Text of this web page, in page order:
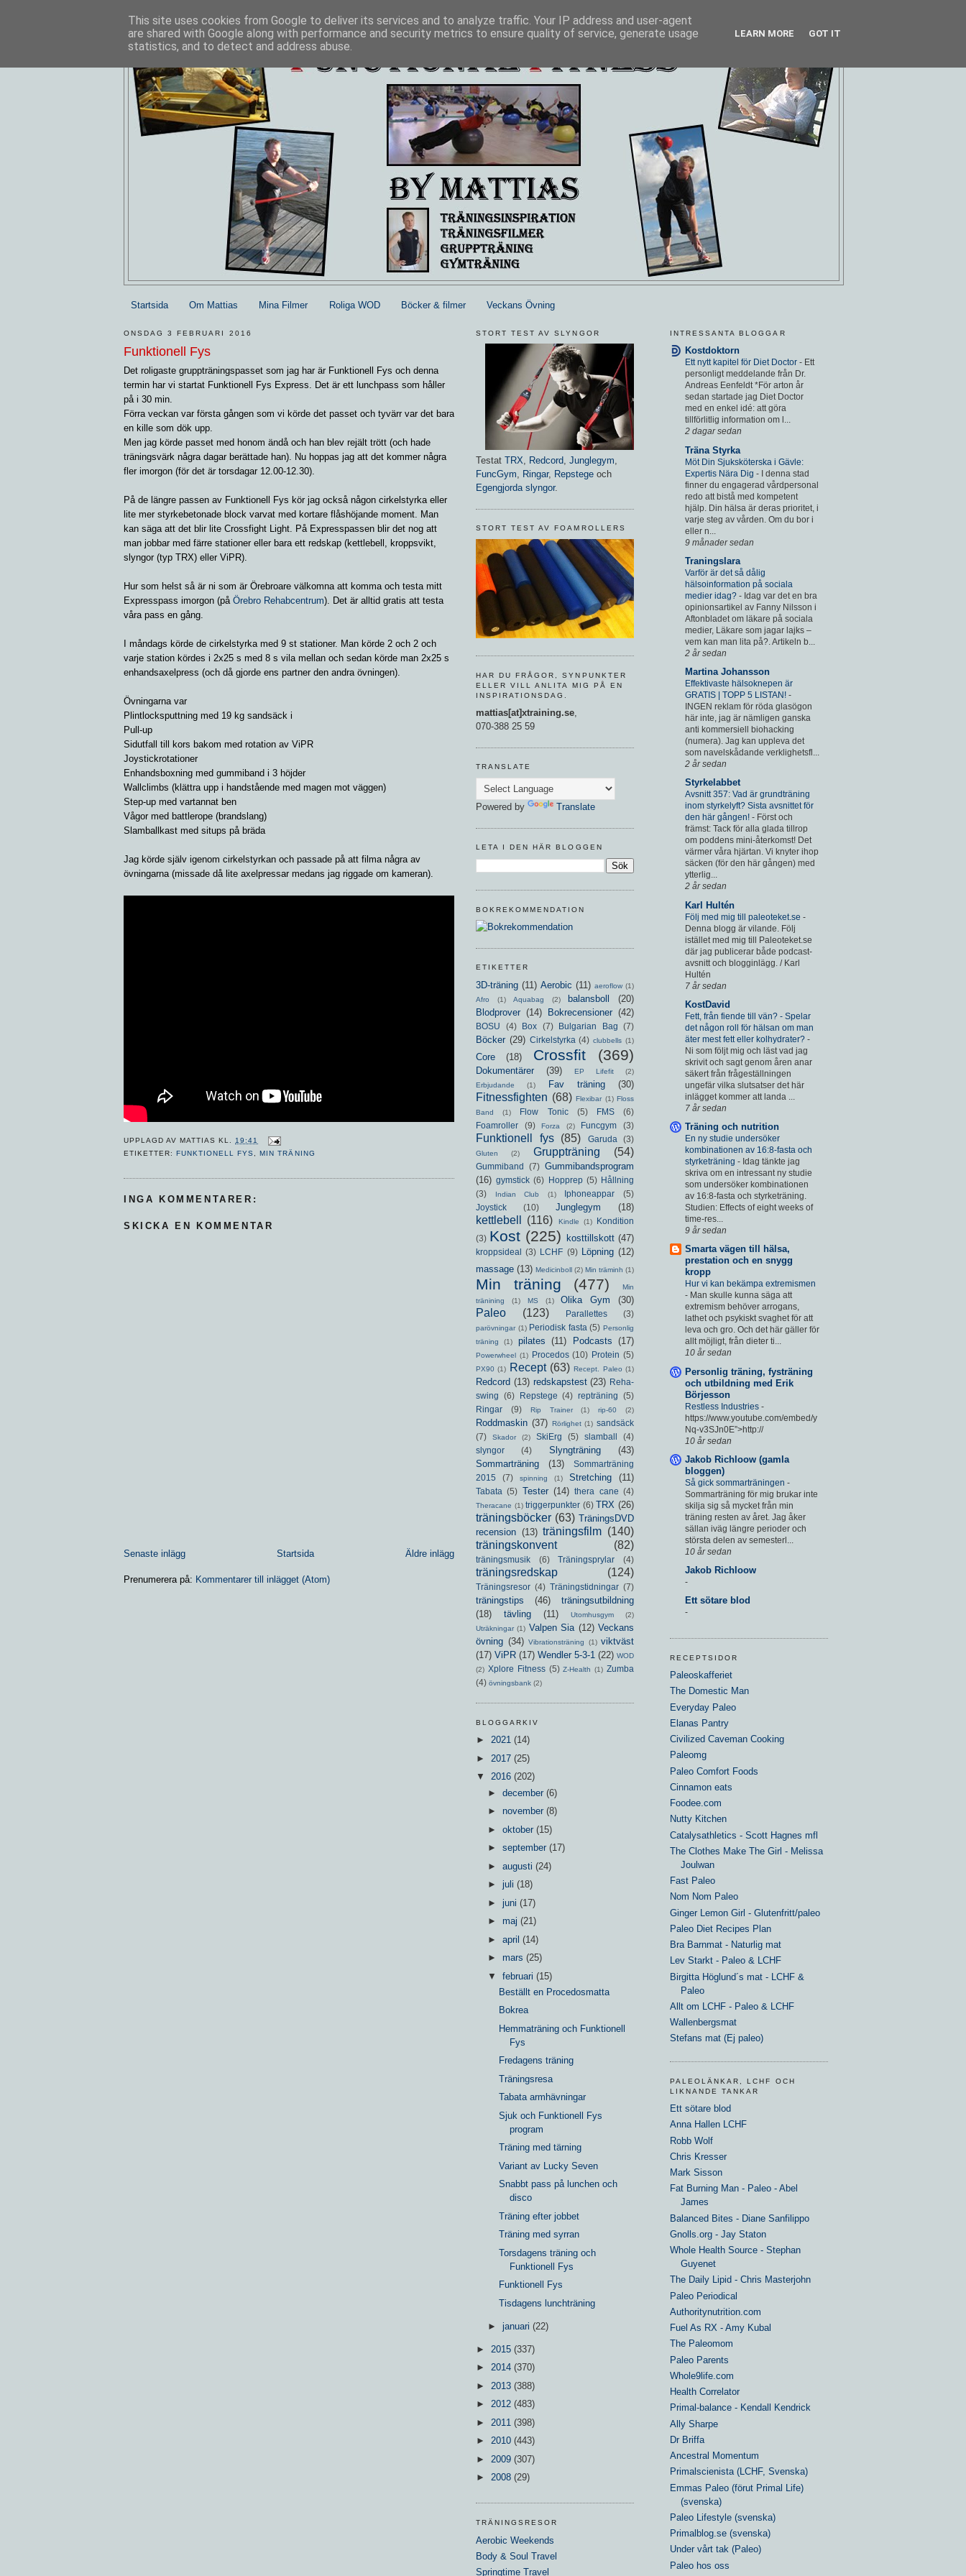
Startsida Om Mattias Mina Filmer Roliga WOD Böcker & filmer Veckans Övning
ONSDAG 3 FEBRUARI 2016
Funktionell Fys
Det roligaste gruppträningspasset som jag har är Funktionell Fys och denna
termin har vi startat Funktionell Fys Express. Det är ett lunchpass som håller
på i 30 min.
Förra veckan var första gången som vi körde det passet och tyvärr var det bara
en kille som dök upp.
Men jag körde passet med honom ändå och han blev rejält trött (och hade
träningsvärk några dagar berättade han). Nu hoppas jag att det kommer några
fler imorgon (för det är torsdagar 12.00-12.30).
På de längre passen av Funktionell Fys kör jag också någon cirkelstyrka eller
lite mer styrkebetonade block varvat med kortare flåshöjande moment. Man
kan säga att det blir lite Crossfight Light. På Expresspassen blir det nog att
man jobbar med färre stationer eller bara ett redskap (kettlebell, kroppsvikt,
slyngor (typ TRX) eller ViPR).
Hur som helst så är ni som är Örebroare välkomna att komma och testa mitt
Expresspass imorgon (på Örebro Rehabcentrum). Det är alltid gratis att testa
våra pass en gång.
I måndags körde de cirkelstyrka med 9 st stationer. Man körde 2 och 2 och
varje station kördes i 2x25 s med 8 s vila mellan och sedan körde man 2x25 s
enhandsaxelpress (och då gjorde ens partner den andra övningen).
Övningarna var
Plintlocksputtning med 19 kg sandsäck i
Pull-up
Sidutfall till kors bakom med rotation av ViPR
Joystickrotationer
Enhandsboxning med gummiband i 3 höjder
Wallclimbs (klättra upp i handstående med magen mot väggen)
Step-up med vartannat ben
Vågor med battlerope (brandslang)
Slamballkast med situps på bräda
Jag körde själv igenom cirkelstyrkan och passade på att filma några av
övningarna (missade då lite axelpressar medans jag riggade om kameran).
UPPLAGD AVMATTIAS KL. 19:41
ETIKETTER:FUNKTIONELL FYS ,MIN TRÄNING
INGA KOMMENTARER:
SKICKA EN KOMMENTAR
Senaste inlägg Äldre inlägg
Startsida
Prenumerera på: Kommentarer till inlägget (Atom)
INTRESSANTA BLOGGAR
Kostdoktorn
Ett nytt kapitel för Diet Doctor - Ett
personligt meddelande från Dr.
Andreas Eenfeldt *För arton år
sedan startade jag Diet Doctor
med en enkel idé: att göra
tillförlitlig information om l...
2 dagar sedan
Träna Styrka
Möt Din Sjuksköterska i Gävle:
Expertis Nära Dig - I denna stad
finner du engagerad vårdpersonal
redo att bistå med kompetent
hjälp. Din hälsa är deras prioritet, i
varje steg av vården. Om du bor i
eller n...
9 månader sedan
Traningslara
Varför är det så dålig
hälsoinformation på sociala
medier idag? - Idag var det en bra
opinionsartikel av Fanny Nilsson i
Aftonbladet om läkare på sociala
medier, Läkare som jagar lajks –
vem kan man lita på?. Artikeln b...
2 år sedan
Martina Johansson
Effektivaste hälsoknepen är
GRATIS | TOPP 5 LISTAN! -
INGEN reklam för röda glasögon
här inte, jag är nämligen ganska
anti kommersiell biohacking
(numera). Jag kan uppleva det
som navelskådande verklighetsfl...
2 år sedan
Styrkelabbet
Avsnitt 357: Vad är grundträning
inom styrkelyft? Sista avsnittet för
den här gången! - Först och
främst: Tack för alla glada tillrop
om poddens mini-återkomst! Det
värmer våra hjärtan. Vi knyter ihop
säcken (för den här gången) med
ytterlig...
2 år sedan
Karl Hultén
Följ med mig till paleoteket.se -
Denna blogg är vilande. Följ
istället med mig till Paleoteket.se
där jag publicerar både podcast-
avsnitt och blogginlägg. / Karl
Hultén
7 år sedan
KostDavid
Fett, från fiende till vän? - Spelar
det någon roll för hälsan om man
äter mest fett eller kolhydrater? -
Ni som följt mig och läst vad jag
skrivit och sagt genom åren anar
säkert från frågeställningen
ungefär vilka slutsatser det här
inlägget kommer att landa ...
7 år sedan
Träning och nutrition
En ny studie undersöker
kombinationen av 16:8-fasta och
styrketräning - Idag tänkte jag
skriva om en intressant ny studie
som undersöker kombinationen
av 16:8-fasta och styrketräning.
Studien: Effects of eight weeks of
time-res...
9 år sedan
Smarta vägen till hälsa,
prestation och en snygg
kropp
Hur vi kan bekämpa extremismen
- Man skulle kunna säga att
extremism behöver arrogans,
lathet och psykiskt svaghet för att
leva och gro. Och det här gäller för
allt möjligt, från dieter ti...
10 år sedan
Personlig träning, fysträning
och utbildning med Erik
Börjesson
Restless Industries -
https://www.youtube.com/embed/y
Nq-v3SJn0E”>http://
10 år sedan
Jakob Richloow (gamla
bloggen)
Så gick sommarträningen -
Sommarträning för mig brukar inte
skilja sig så mycket från min
träning resten av året. Jag åker
sällan iväg längre perioder och
största delen av semesterl...
10 år sedan
Jakob Richloow
-
Ett sötare blod
-
RECEPTSIDOR
Paleoskafferiet
The Domestic Man
Everyday Paleo
Elanas Pantry
Civilized Caveman Cooking
Paleomg
Paleo Comfort Foods
Cinnamon eats
Foodee.com
Nutty Kitchen
Catalysathletics - Scott Hagnes mfl
The Clothes Make The Girl - Melissa
Joulwan
Fast Paleo
Nom Nom Paleo
Ginger Lemon Girl - Glutenfritt/paleo
Paleo Diet Recipes Plan
Bra Barnmat - Naturlig mat
Lev Starkt - Paleo & LCHF
Birgitta Höglund´s mat - LCHF &
Paleo
Allt om LCHF - Paleo & LCHF
Wallenbergsmat
Stefans mat (Ej paleo)
PALEOLÄNKAR, LCHF OCH
LIKNANDE TANKAR
Ett sötare blod
Anna Hallen LCHF
Robb Wolf
Chris Kresser
Mark Sisson
Fat Burning Man - Paleo - Abel
James
Balanced Bites - Diane Sanfilippo
Gnolls.org - Jay Staton
Whole Health Source - Stephan
Guyenet
The Daily Lipid - Chris Masterjohn
Paleo Periodical
Authoritynutrition.com
Fuel As RX - Amy Kubal
The Paleomom
Paleo Parents
Whole9life.com
Health Correlator
Primal-balance - Kendall Kendrick
Ally Sharpe
Dr Briffa
Ancestral Momentum
Primalscienista (LCHF, Svenska)
Emmas Paleo (förut Primal Life)
(svenska)
Paleo Lifestyle (svenska)
Primalblog.se (svenska)
Under vårt tak (Paleo)
Paleo hos oss
STORT TEST AV SLYNGOR
Testat TRX, Redcord, Junglegym,
FuncGym, Ringar, Repstege och
Egengjorda slyngor.
STORT TEST AV FOAMROLLERS
HAR DU FRÅGOR, SYNPUNKTER
ELLER VILL ANLITA MIG PÅ EN
INSPIRATIONSDAG.
mattias[at]xtraining.se,
070-388 25 59
TRANSLATE
Powered by Translate
LETA I DEN HÄR BLOGGEN
BOKREKOMMENDATION
ETIKETTER
3D-träning (11) Aerobic (11) aeroflow (1)
Afro
(1) Aquabag (2) balansboll
(20)
Blodprover (14) Bokrecensioner (42)
BOSU (4) Box (7) Bulgarian Bag (7)
Böcker (29) Cirkelstyrka (4) clubbells (1)
Core (18) Crossfit (369)
Dokumentärer (39) EP Lifefit
(2)
Erbjudande
(1) Fav träning (30)
Fitnessfighten (68) Flexibar (1) Floss
Band
(1) Flow Tonic (5) FMS
(6)
Foamroller
(9) Forza (2) Funcgym (3)
Funktionell fys (85) Garuda (3)
Gluten (2) Gruppträning (54)
Gummiband (7) Gummibandsprogram
(16) gymstick (6) Hopprep (5) Hållning
(3)
Indian Club (1) Iphoneappar
(5)
Joystick
(10) Junglegym (18)
kettlebell (116) Kindle (1)
Kondition
(3) Kost (225) kosttillskott (47)
kroppsideal (3) LCHF (9) Löpning (12)
massage (13) Medicinboll (2) Min träminh (1)
Min träning (477)
Min
tränining
(1) MS (1) Olika Gym (30)
Paleo (123) Parallettes (3)
parövningar (1) Periodisk fasta (5) Personlig
träning
(1) pilates (11) Podcasts (17)
Powerwheel (1) Procedos (10) Protein (5)
PX90 (1) Recept (63) Recept. Paleo (1)
Redcord (13) redskapstest (23) Reha-
swing
(6) Repstege (4) repträning
(5)
Ringar
(9) Rip Trainer (1) rip-60 (2)
Roddmaskin (37) Rörlighet (1) sandsäck
(7)
Skador (2) SkiErg (5) slamball
(4)
slyngor
(4) Slyngträning
(43)
Sommarträning
(13)
Sommarträning
2015
(7) spinning (1) Stretching (11)
Tabata (5) Tester (14) thera cane (4)
Theracane (1) triggerpunkter (6) TRX (26)
träningsböcker (63) TräningsDVD
recension (13) träningsfilm (140)
träningskonvent
(82)
träningsmusik (6) Träningsprylar (4)
träningsredskap (124)
Träningsresor (4) Träningstidningar (7)
träningstips (46)
träningsutbildning
(18)
tävling (11) Utomhusgym
(2)
Uträkningar (1) Valpen Sia (12) Veckans
övning (34) Vibrationsträning (1) viktväst
(17) ViPR (17) Wendler 5-3-1 (22) WOD
(2) Xplore Fitness (5) Z-Health (1) Zumba
(4) övningsbank (2)
BLOGGARKIV
► 2021 (14)
► 2017 (25)
▼ 2016 (202)
► december (6)
► november (8)
► oktober (15)
► september (17)
► augusti (24)
► juli (18)
► juni (17)
► maj (21)
► april (14)
► mars (25)
▼ februari (15)
Beställt en Procedosmatta
Bokrea
Hemmaträning och Funktionell
Fys
Fredagens träning
Träningsresa
Tabata armhävningar
Sjuk och Funktionell Fys
program
Träning med tärning
Variant av Lucky Seven
Snabbt pass på lunchen och
disco
Träning efter jobbet
Träning med syrran
Torsdagens träning och
Funktionell Fys
Funktionell Fys
Tisdagens lunchträning
► januari (22)
► 2015 (337)
► 2014 (370)
► 2013 (388)
► 2012 (483)
► 2011 (398)
► 2010 (443)
► 2009 (307)
► 2008 (29)
TRÄNINGSRESOR
Aerobic Weekends
Body & Soul Travel
Springtime Travel
This site uses cookies from Google to deliver its services and to analyze traffic. Your IP address and user-agent
are shared with Google along with performance and security metrics to ensure quality of service, generate usage
statistics, and to detect and address abuse.
LEARN MORE GOT IT